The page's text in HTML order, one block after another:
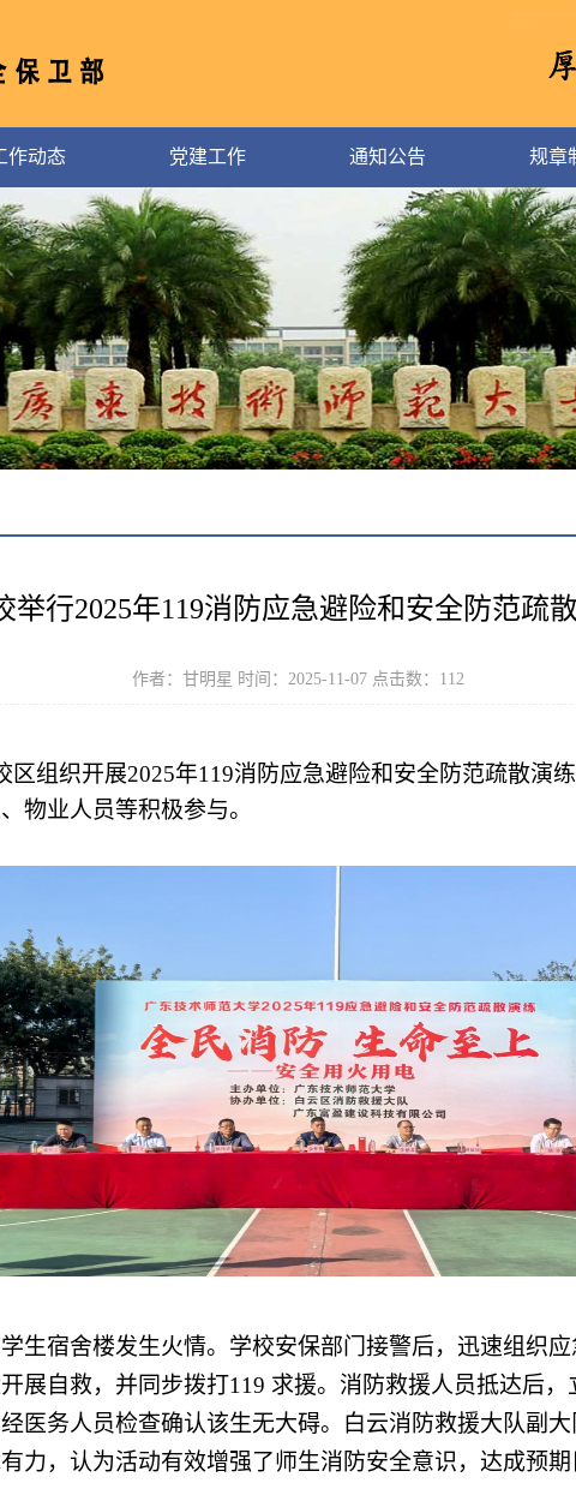
作动态 党建工作 通知公告 规章
举行2025年119消防应急避险和安全防范疏
作者：甘明星 时间：2025-11-07 点击数： 112
区组织开展2025年119消防应急避险和安全防范疏散演
物业人员等积极参与。
生宿舍楼发生火情。学校安保部门接警后，迅速组织
展自救，并同步拨打119 求援。消防救援人员抵达后
医务人员检查确认该生无大碍。白云消防救援大队副
力，认为活动有效增强了师生消防安全意识，达成预期